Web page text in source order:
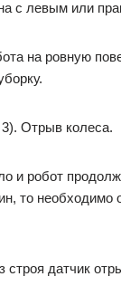
с левым или
на ровную
и робот
то необходимо
датчик